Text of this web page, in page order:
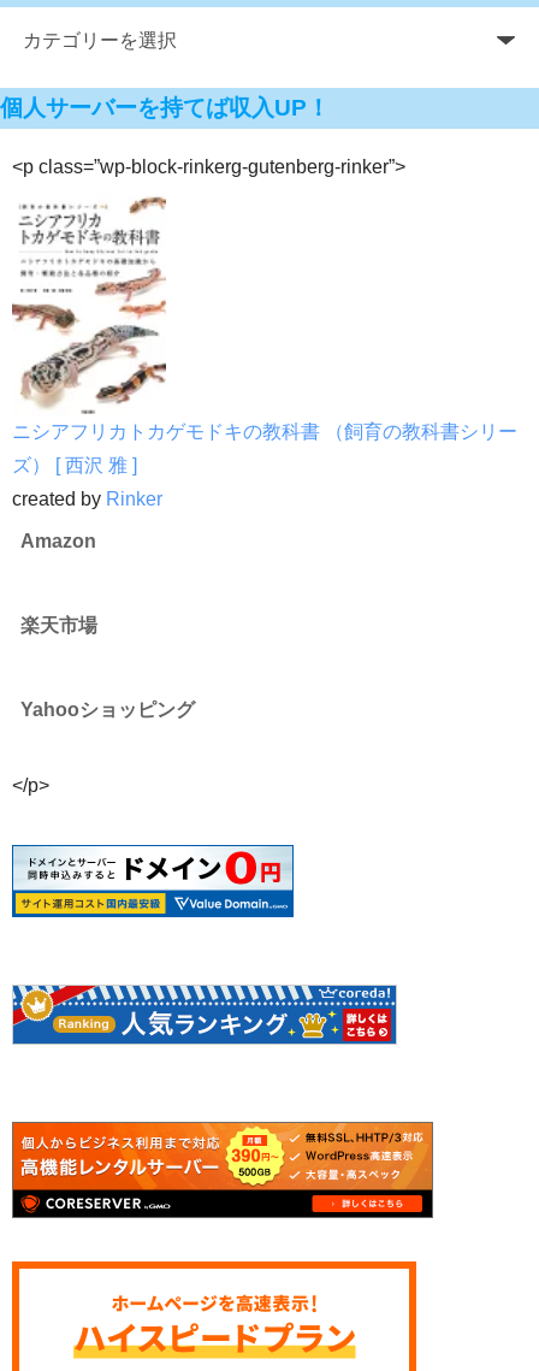
個人サーバーを持てば収入UP！
<p class=”wp-block-rinkerg-gutenberg-rinker”>
ニシアフリカトカゲモドキの教科書 （飼育の教科書シリー
ズ） [ 西沢 雅 ]
created by Rinker
Amazon
楽天市場
Yahooショッピング
</p>